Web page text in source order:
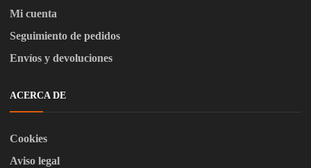
Mi cuenta
Seguimiento de pedidos
Envíos y devoluciones
ACERCA DE
Cookies
Aviso legal